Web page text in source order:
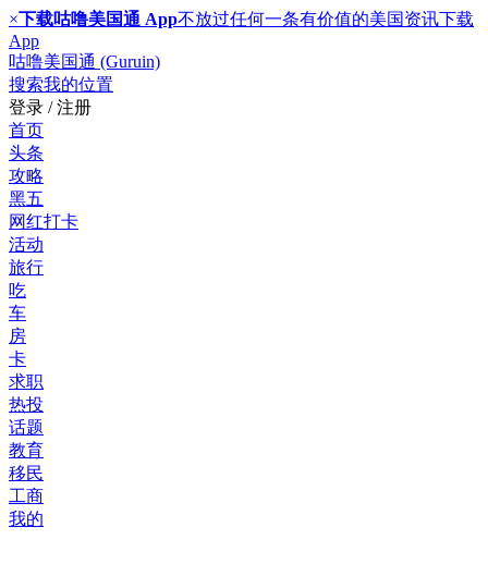
×下载咕噜美国通 App不放过任何一条有价值的美国资讯下载
App
咕噜美国通 (Guruin)
搜索我的位置
登录 / 注册
首页
头条
攻略
黑五
网红打卡
活动
旅行
吃
车
房
卡
求职
热投
话题
教育
移民
工商
我的